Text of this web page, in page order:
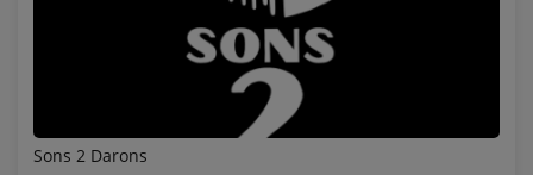
Sons 2 Darons